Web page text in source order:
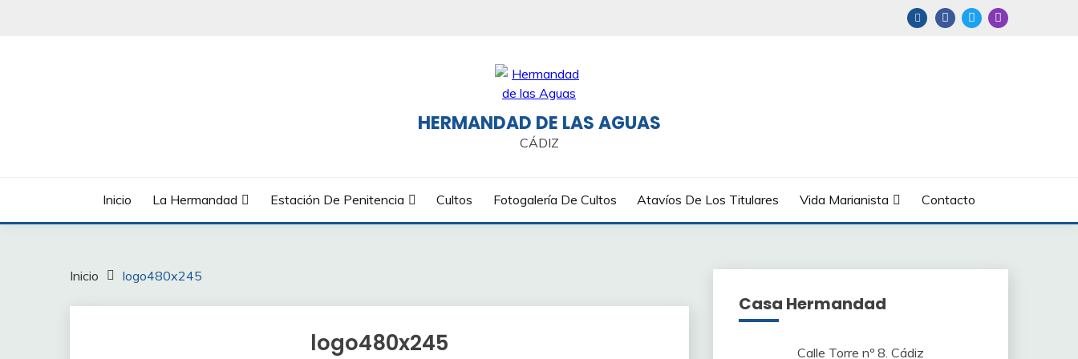
HERMANDAD DE LAS AGUAS
CÁDIZ
Inicio La Hermandad Estación De Penitencia Cultos Fotogalería De Cultos Atavíos De Los Titulares Vida Marianista Contacto
Inicio logo480x245
logo480x245
Casa Hermandad
Calle Torre nº 8. Cádiz